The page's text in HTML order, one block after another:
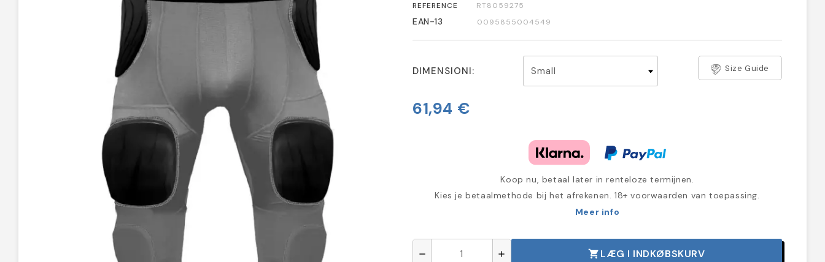
REFERENCE
RT8059275
EAN-13 0095855004549
DIMENSIONI: Size Guide
61,94 €
Koop nu, betaal later in renteloze termijnen.
Kies je betaalmethode bij het afrekenen. 18+ voorwaarden van toepassing.
Meer info
remove add shopping_cart LÆG I INDKØBSKURV